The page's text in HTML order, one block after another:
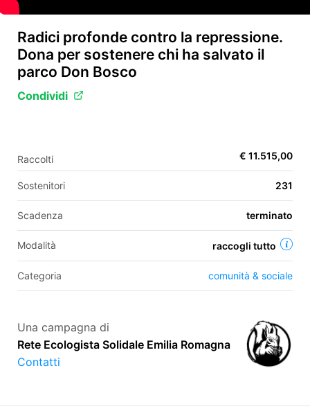
EN
Radici profonde contro la repressione.
Dona per sostenere chi ha salvato il
parco Don Bosco
Condividi
Raccolti € 11.515,00
Sostenitori 231
Scadenza terminato
Modalità raccogli tutto
Categoria comunità & sociale
Una campagna di
Rete Ecologista Solidale Emilia Romagna
Contatti